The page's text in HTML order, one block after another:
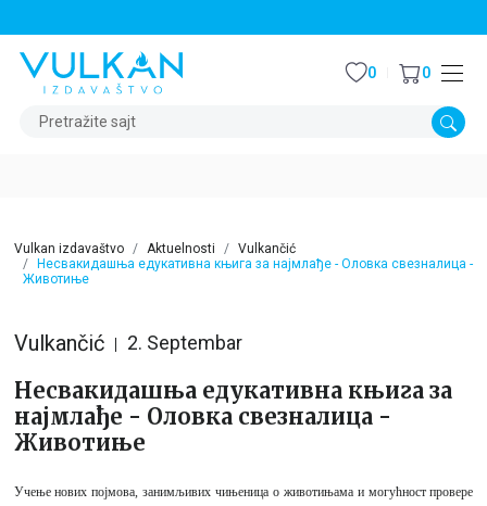
Pretražite sajt
0 0
Vulkan izdavaštvo Aktuelnosti
Vulkančić
Несвакидашња едукативна књига за најмлађе - Оловка свезналица -
Животиње
Vulkančić 2. Septembar
Несвакидашња едукативна књига за
најмлађе - Оловка свезналица -
Животиње
Учење нових појмова, занимљивих чињеница о животињама и могућност провере